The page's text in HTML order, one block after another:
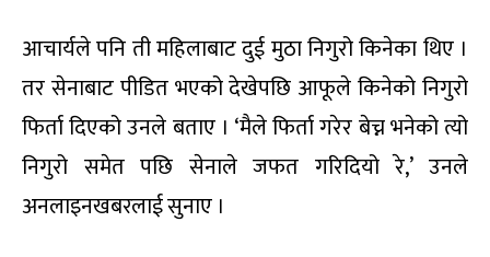
आचार्यले पनि ती महिलाबाट दुई मुठा निगुरो किनेका थिए ।
तर सेनाबाट पीडित भएको देखेपछि आफूले किनेको निगुरो
फिर्ता दिएको उनले बताए । ‘मैले फिर्ता गरेर बेच्न भनेको त्यो
निगुरो समेत पछि सेनाले जफत गरिदियो रे,’ उनले
अनलाइनखबरलाई सुनाए ।